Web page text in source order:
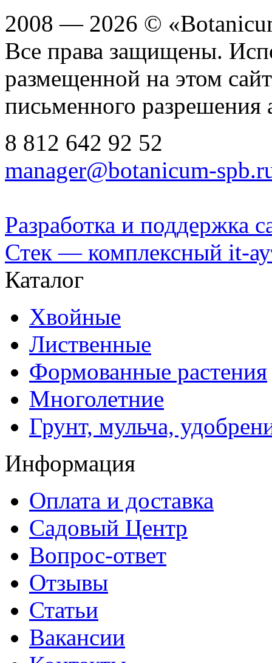
2008 — 2026 ©
Все права защищены.
размещенной на этом
письменного разрешения
8 812 642 92 52
manager@botanicum-
Разработка и поддержка
Стек — комплексный it-
Каталог
Хвойные
Лиственные
Формованные растения
Многолетние
Грунт, мульча,
Информация
Оплата и доставка
Садовый Центр
Вопрос-ответ
Отзывы
Статьи
Вакансии